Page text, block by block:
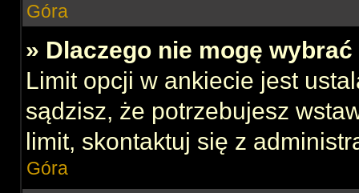
Góra
» Dlaczego nie mogę
Limit opcji w ankiecie jest
sądzisz, że potrzebujesz
limit, skontaktuj się z
Góra